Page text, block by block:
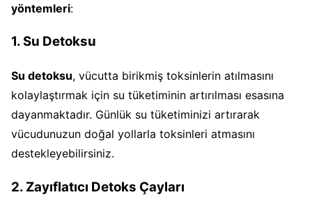
yöntemleri:
1. Su Detoksu
Su detoksu, vücutta birikmiş toksinlerin atılmasını
kolaylaştırmak için su tüketiminin artırılması esasına
dayanmaktadır. Günlük su tüketiminizi artırarak
vücudunuzun doğal yollarla toksinleri atmasını
destekleyebilirsiniz.
2. Zayıflatıcı Detoks Çayları